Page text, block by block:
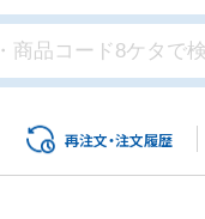
再注文・注文履歴